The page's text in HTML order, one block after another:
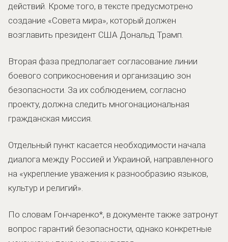
действий. Кроме того, в тексте предусмотрено
создание «Совета мира», который должен
возглавить президент США Дональд Трамп.
Вторая фаза предполагает согласование линии
боевого соприкосновения и организацию зон
безопасности. За их соблюдением, согласно
проекту, должна следить многонациональная
гражданская миссия.
Отдельный пункт касается необходимости начала
диалога между Россией и Украиной, направленного
на «укрепление уважения к разнообразию языков,
культур и религий».
По словам Гончаренко*, в документе также затронут
вопрос гарантий безопасности, однако конкретные